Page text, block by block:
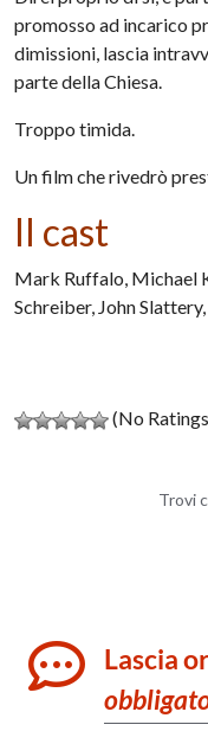
promosso ad incarico
dimissioni, lascia
parte della Chiesa.
Troppo timida.
Un film che rivedrò
Il cast
Mark Ruffalo, Michael
Schreiber, John
(No
Trovi
Lascia